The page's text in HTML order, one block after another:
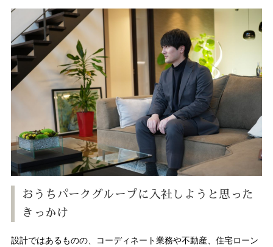
おうちパークグループに入社しようと思った
きっかけ
設計ではあるものの、コーディネート業務や不動産、住宅ローン